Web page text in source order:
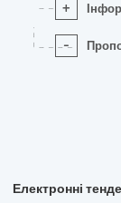
+
-
Електронні